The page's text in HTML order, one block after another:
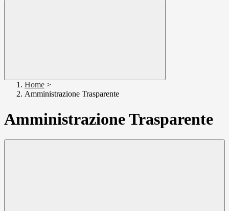
Home >
Amministrazione Trasparente
Amministrazione Trasparente